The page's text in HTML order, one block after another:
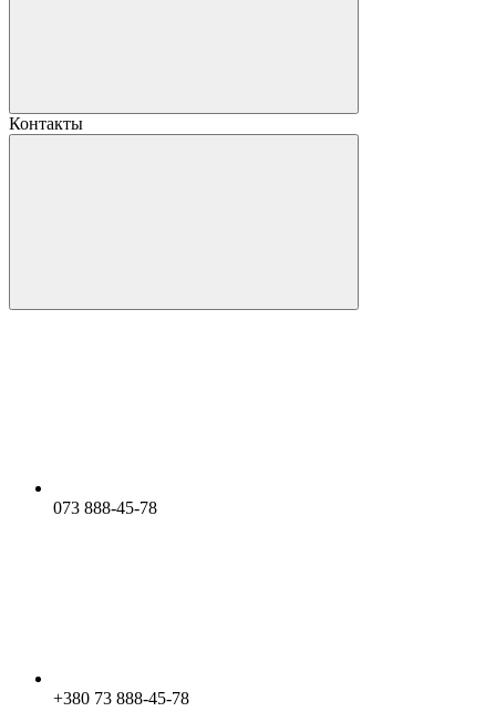
Контакты
073 888-45-78
+380 73 888-45-78